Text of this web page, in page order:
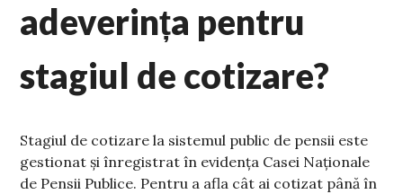
adeverința pentru
stagiul de cotizare?
Stagiul de cotizare la sistemul public de pensii este
gestionat și înregistrat în evidența Casei Naționale
de Pensii Publice. Pentru a afla cât ai cotizat până în